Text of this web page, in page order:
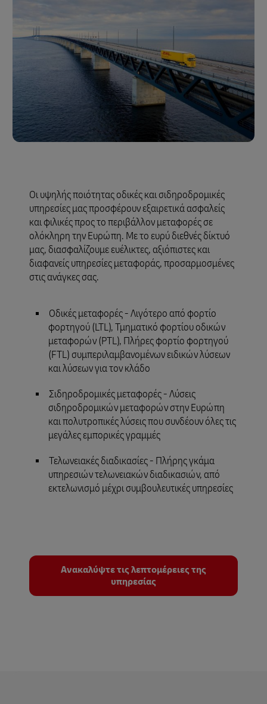
Οι υψηλής ποιότητας οδικές και σιδηροδρομικές
υπηρεσίες μας προσφέρουν εξαιρετικά ασφαλείς
και φιλικές προς το περιβάλλον μεταφορές σε
ολόκληρη την Ευρώπη. Με το ευρύ διεθνές δίκτυό
μας, διασφαλίζουμε ευέλικτες, αξιόπιστες και
διαφανείς υπηρεσίες μεταφοράς, προσαρμοσμένες
στις ανάγκες σας.
Οδικές μεταφορές - Λιγότερο από φορτίο
φορτηγού (LTL), Τμηματικό φορτίου οδικών
μεταφορών (PTL), Πλήρες φορτίο φορτηγού
(FTL) συμπεριλαμβανομένων ειδικών λύσεων
και λύσεων για τον κλάδο
Σιδηροδρομικές μεταφορές - Λύσεις
σιδηροδρομικών μεταφορών στην Ευρώπη
και πολυτροπικές λύσεις που συνδέουν όλες τις
μεγάλες εμπορικές γραμμές
Τελωνειακές διαδικασίες - Πλήρης γκάμα
υπηρεσιών τελωνειακών διαδικασιών, από
εκτελωνισμό μέχρι συμβουλευτικές υπηρεσίες
Ανακαλύψτε τις λεπτομέρειες της
υπηρεσίας